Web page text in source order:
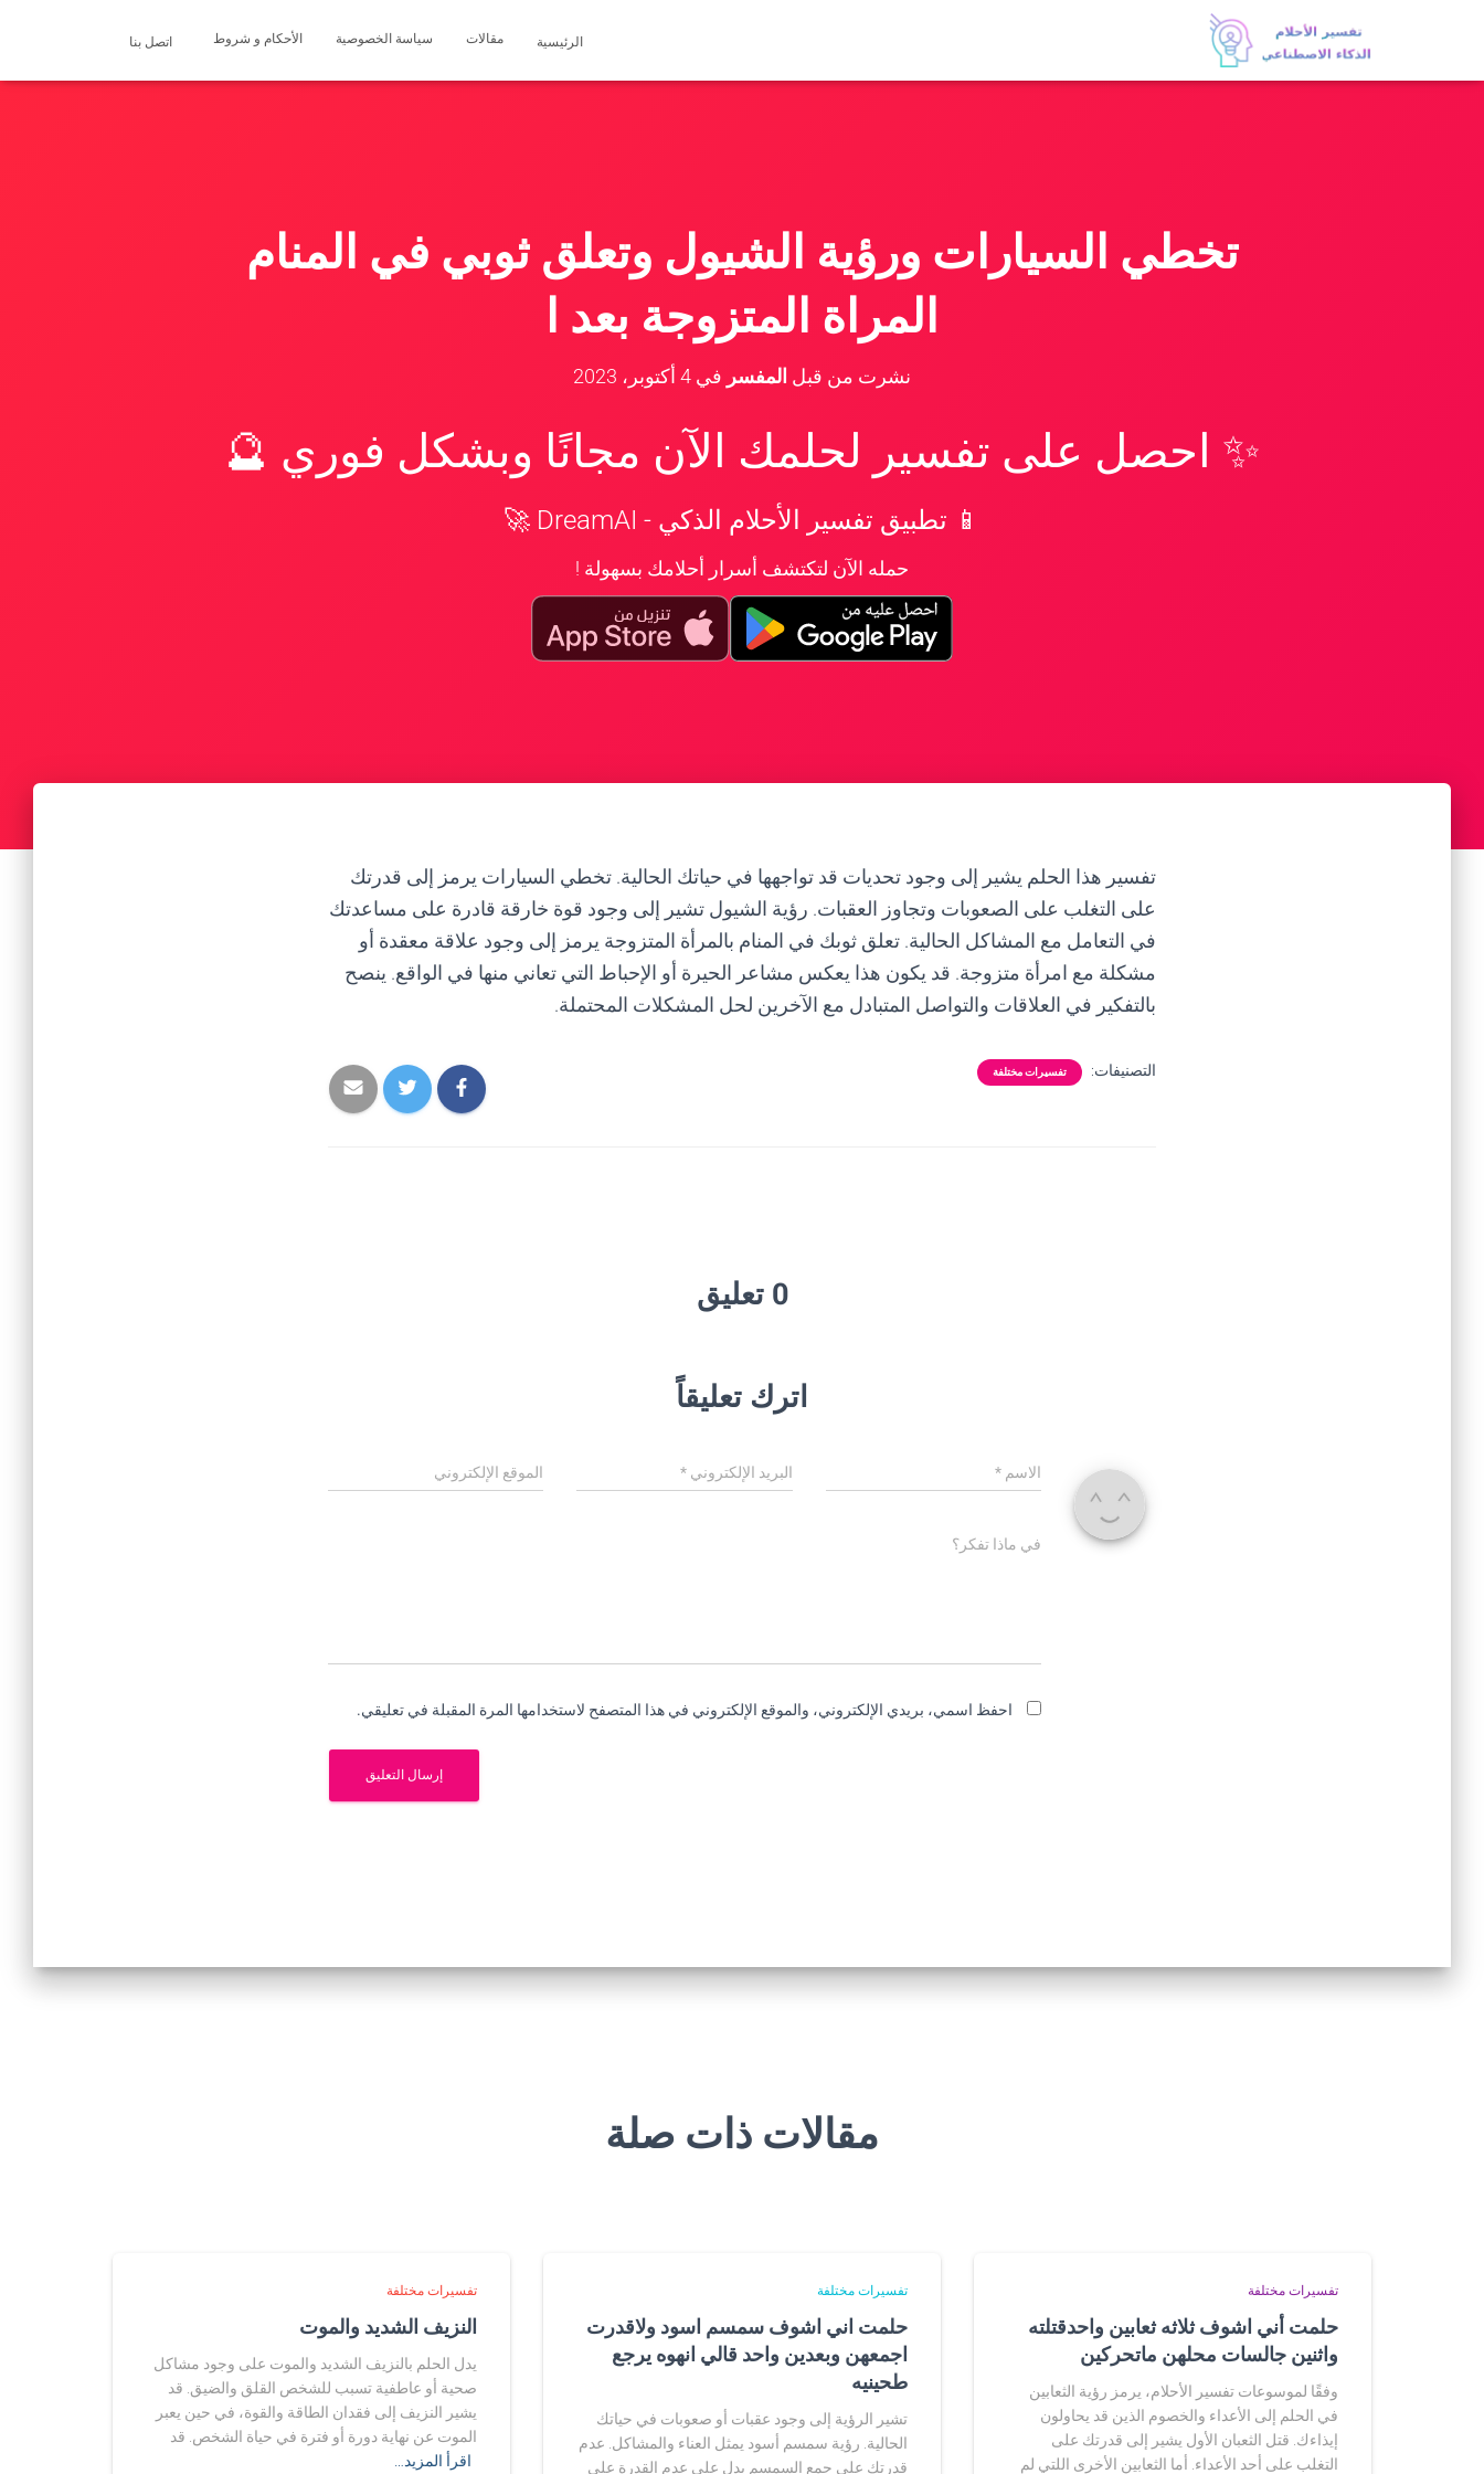
الرئيسية مقالات سياسة الخصوصية الأحكام و شروط اتصل بنا
تخطي السيارات ورؤية الشيول وتعلق ثوبي في المنام
المراة المتزوجة بعد ا
نشرت من قبل المفسر في 4 أكتوبر، 2023
✨ احصل على تفسير لحلمك الآن مجانًا وبشكل فوري 🔮
📱 تطبيق تفسير الأحلام الذكي - DreamAI 🚀
حمله الآن لتكتشف أسرار أحلامك بسهولة !
تفسير هذا الحلم يشير إلى وجود تحديات قد تواجهها في حياتك الحالية. تخطي السيارات يرمز إلى قدرتك
على التغلب على الصعوبات وتجاوز العقبات. رؤية الشيول تشير إلى وجود قوة خارقة قادرة على مساعدتك
في التعامل مع المشاكل الحالية. تعلق ثوبك في المنام بالمرأة المتزوجة يرمز إلى وجود علاقة معقدة أو
مشكلة مع امرأة متزوجة. قد يكون هذا يعكس مشاعر الحيرة أو الإحباط التي تعاني منها في الواقع. ينصح
بالتفكير في العلاقات والتواصل المتبادل مع الآخرين لحل المشكلات المحتملة.
التصنيفات: تفسيرات مختلفة
0 تعليق
اترك تعليقاً
الاسم * البريد الإلكتروني* الموقع الإلكتروني
في ماذا تفكر؟
احفظ اسمي، بريدي الإلكتروني، والموقع الإلكتروني في هذا المتصفح لاستخدامها المرة المقبلة في تعليقي.
مقالات ذات صلة
تفسيرات مختلفة
حلمت أني اشوف ثلاثه ثعابين واحدقتلته
واثنين جالسات محلهن ماتحركين
وفقًا لموسوعات تفسير الأحلام، يرمز رؤية الثعابين
في الحلم إلى الأعداء والخصوم الذين قد يحاولون
إيذاءك. قتل الثعبان الأول يشير إلى قدرتك على
التغلب على أحد الأعداء. أما الثعابين الأخرى اللتي لم
تفسيرات مختلفة
حلمت اني اشوف سمسم اسود ولاقدرت
اجمعهن وبعدين واحد قالي انهوه يرجع
طحينيه
تشير الرؤية إلى وجود عقبات أو صعوبات في حياتك
الحالية. رؤية سمسم أسود يمثل العناء والمشاكل. عدم
قدرتك على جمع السمسم يدل على عدم القدرة على
تفسيرات مختلفة
النزيف الشديد والموت
يدل الحلم بالنزيف الشديد والموت على وجود مشاكل
صحية أو عاطفية تسبب للشخص القلق والضيق. قد
يشير النزيف إلى فقدان الطاقة والقوة، في حين يعبر
الموت عن نهاية دورة أو فترة في حياة الشخص. قد
اقرأ المزيد…